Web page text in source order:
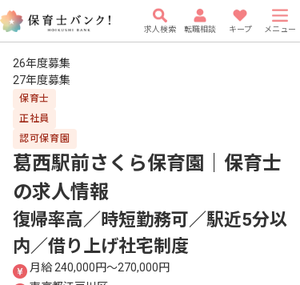
求人検索 転職相談 キープ メニュー
26年度募集
27年度募集
保育士
正社員
認可保育園
葛西駅前さくら保育園｜保育士
の求人情報
復帰率高／時短勤務可／駅近5分以
内／借り上げ社宅制度
月給 240,000円〜270,000円